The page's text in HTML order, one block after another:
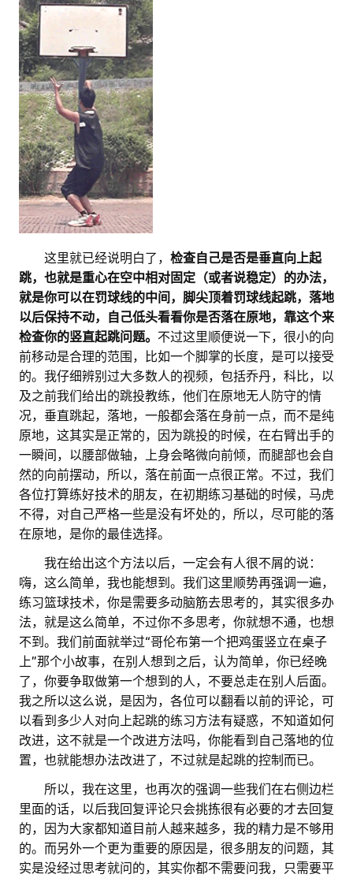
这里就已经说明白了， 检查自己是否是垂直向上起
跳，也就是重心在空中相对固定（或者说稳定）的办法，
就是你可以在罚球线的中间，脚尖顶着罚球线起跳，落地
以后保持不动，自己低头看看你是否落在原地，靠这个来
检查你的竖直起跳问题。 不过这里顺便说一下，很小的向
前移动是合理的范围，比如一个脚掌的长度，是可以接受
的。我仔细辨别过大多数人的视频，包括乔丹，科比，以
及之前我们给出的跳投教练，他们在原地无人防守的情
况，垂直跳起，落地，一般都会落在身前一点，而不是纯
原地，这其实是正常的，因为跳投的时候，在右臂出手的
一瞬间，以腰部做轴，上身会略微向前倾，而腿部也会自
然的向前摆动，所以，落在前面一点很正常。不过，我们
各位打算练好技术的朋友，在初期练习基础的时候，马虎
不得，对自己严格一些是没有坏处的，所以，尽可能的落
在原地，是你的最佳选择。
我在给出这个方法以后，一定会有人很不屑的说：
嗨，这么简单，我也能想到。我们这里顺势再强调一遍，
练习篮球技术，你是需要多动脑筋去思考的，其实很多办
法，就是这么简单，不过你不多思考，你就想不通，也想
不到。我们前面就举过“哥伦布第一个把鸡蛋竖立在桌子
上”那个小故事，在别人想到之后，认为简单，你已经晚
了，你要争取做第一个想到的人，不要总走在别人后面。
我之所以这么说，是因为，各位可以翻看以前的评论，可
以看到多少人对向上起跳的练习方法有疑惑，不知道如何
改进，这不就是一个改进方法吗，你能看到自己落地的位
置，也就能想办法改进了，不过就是起跳的控制而已。
所以，我在这里，也再次的强调一些我们在右侧边栏
里面的话，以后我回复评论只会挑拣很有必要的才去回复
的，因为大家都知道目前人越来越多，我的精力是不够用
的。而另外一个更为重要的原因是，很多朋友的问题，其
实是没经过思考就问的，其实你都不需要问我，只需要平